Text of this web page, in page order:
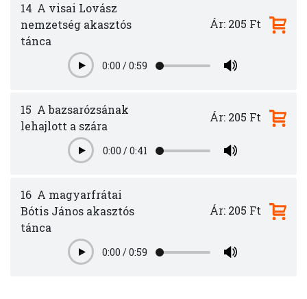
14 A visai Lovász
nemzetség akasztós
tánca
Play0:00 /0:59
Ár: 205 Ft
15 A bazsarózsának
lehajlott a szára
Play0:00 /0:41
Ár: 205 Ft
16 A magyarfrátai
Bótis János akasztós
tánca
Play0:00 /0:59
Ár: 205 Ft